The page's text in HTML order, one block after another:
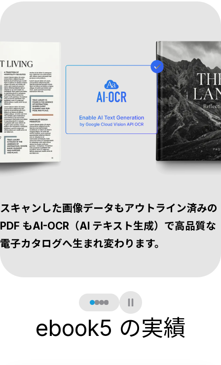
スキャンした画像データもアウトライン済みの
PDF もAI-OCR（AI テキスト生成） で高品質な
電子カタログへ生まれ変わります。
ebook5 の実績